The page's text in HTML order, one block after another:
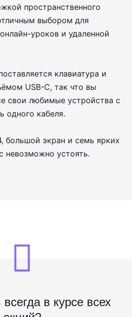
пространственного
выбором для
уроков и удаленной
клавиатура и
USB-C, так что вы
свои любимые устройства с
одного кабеля.
большой экран и семь ярких
невозможно устоять.
в курсе всех